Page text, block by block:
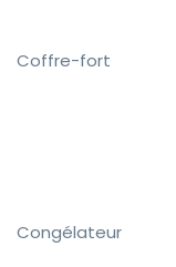
Coffre-fort
Congélateur